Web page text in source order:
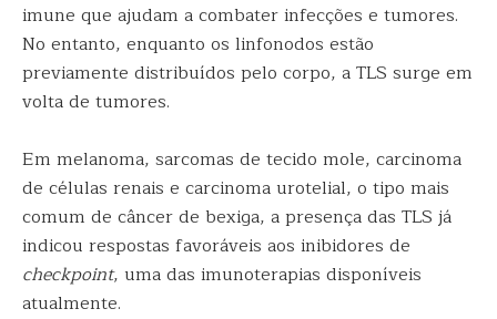
imune que ajudam a combater infecções e tumores.
No entanto, enquanto os linfonodos estão
previamente distribuídos pelo corpo, a TLS surge em
volta de tumores.
Em melanoma, sarcomas de tecido mole, carcinoma
de células renais e carcinoma urotelial, o tipo mais
comum de câncer de bexiga, a presença das TLS já
indicou respostas favoráveis aos inibidores de
checkpoint, uma das imunoterapias disponíveis
atualmente.